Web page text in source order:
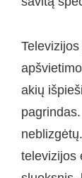
akių
televizijos